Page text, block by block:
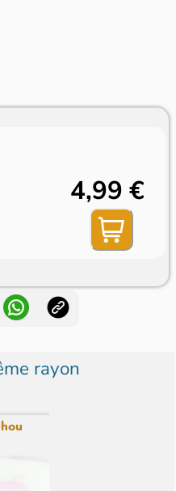
4,99 €
rayon